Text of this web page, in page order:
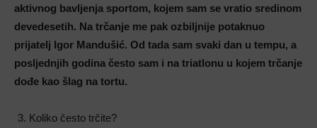
aktivnog bavljenja sportom, kojem sam se vratio sredinom
devedesetih. Na trčanje me pak ozbiljnije potaknuo
prijatelj Igor Mandušić. Od tada sam svaki dan u tempu, a
posljednjih godina često sam i na triatlonu u kojem trčanje
dođe kao šlag na tortu.
Koliko često trčite?